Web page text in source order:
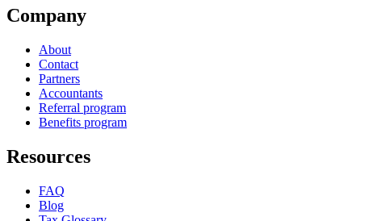
Company
About
Contact
Partners
Accountants
Referral program
Benefits program
Resources
FAQ
Blog